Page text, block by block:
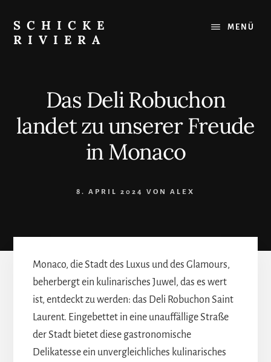
content
SCHICKE
RIVIERA
d'Azur:
MENÜ
Das Deli Robuchon
landet zu unserer Freude
in Monaco
8. APRIL 2024 VON ALEX
Monaco, die Stadt des Luxus und des Glamours,
beherbergt ein kulinarisches Juwel, das es wert
ist, entdeckt zu werden: das Deli Robuchon Saint
Laurent. Eingebettet in eine unauffällige Straße
der Stadt bietet diese gastronomische
Delikatesse ein unvergleichliches kulinarisches